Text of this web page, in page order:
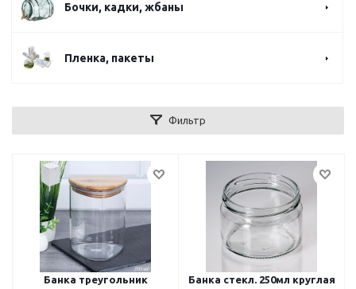
Бочки, кадки, жбаны
Пленка, пакеты
Фильтр
Банка треугольник
Банка стекл. 250мл круглая